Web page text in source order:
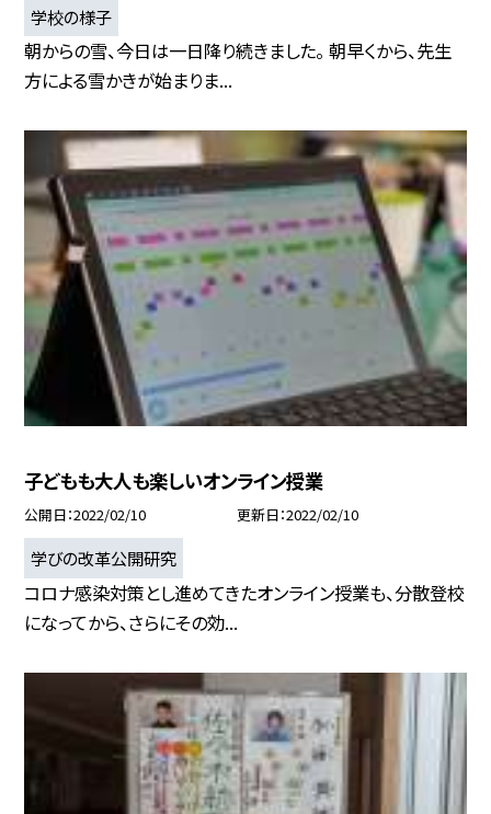
学校の様子
朝からの雪、今日は一日降り続きました。 朝早くから、先生
方による雪かきが始まりま...
子どもも大人も楽しいオンライン授業
公開日 2022/02/10 更新日 2022/02/10
学びの改革公開研究
コロナ感染対策とし進めてきたオンライン授業も、分散登校
になってから、さらにその効...